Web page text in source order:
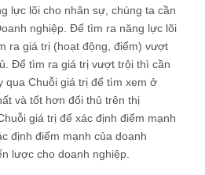
lực lõi cho nhân sự, chúng ta cần
nghiệp. Để tìm ra năng lực lõi
ra giá trị (hoạt động, điểm) vượt
Để tìm ra giá trị vượt trội thì cần
qua Chuỗi giá trị để tìm xem ở
và tốt hơn đối thủ trên thị
giá trị để xác định điểm mạnh
định điểm mạnh của doanh
lược cho doanh nghiệp.